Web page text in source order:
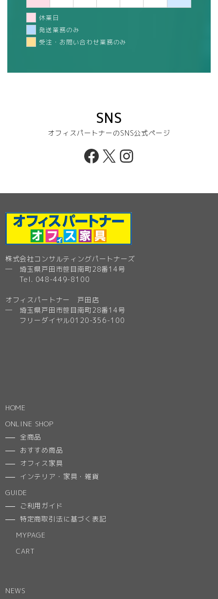
休業日
発送業務のみ
受注・お問い合わせ業務のみ
SNS
オフィスパートナーのSNS公式ページ
Facebook
X Instagram
株式会社コンサルティングパートナーズ
─ 埼玉県戸田市笹目南町28番14号
Tel. 048-449-8100
オフィスパートナー 戸田店
─ 埼玉県戸田市笹目南町28番14号
フリーダイヤル0120-356-100
HOME
ONLINE SHOP
全商品
おすすめ商品
オフィス家具
インテリア・家具・雑貨
GUIDE
ご利用ガイド
特定商取引法に基づく表記
MYPAGE
CART
NEWS